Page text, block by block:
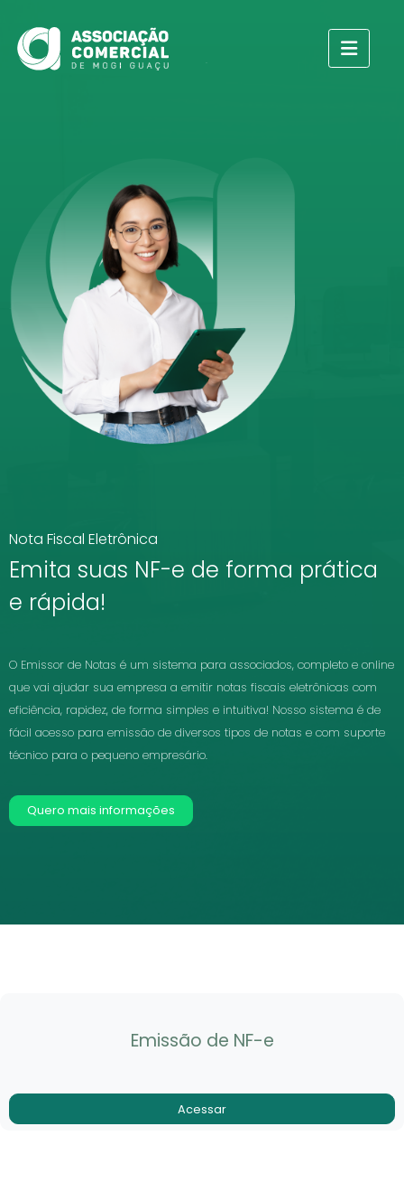
Nota Fiscal Eletrônica
Emita suas NF-e de forma prática
e rápida!
O Emissor de Notas é um sistema para associados, completo e online
que vai ajudar sua empresa a emitir notas fiscais eletrônicas com
eficiência, rapidez, de forma simples e intuitiva! Nosso sistema é de
fácil acesso para emissão de diversos tipos de notas e com suporte
técnico para o pequeno empresário.
Quero mais informações
Emissão de NF-e
Acessar